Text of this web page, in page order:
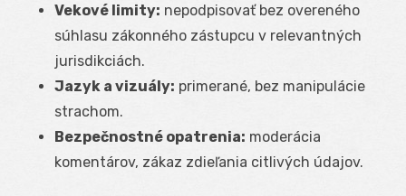
Vekové limity: nepodpisovať bez overeného
súhlasu zákonného zástupcu v relevantných
jurisdikciách.
Jazyk a vizuály: primerané, bez manipulácie
strachom.
Bezpečnostné opatrenia: moderácia
komentárov, zákaz zdieľania citlivých údajov.